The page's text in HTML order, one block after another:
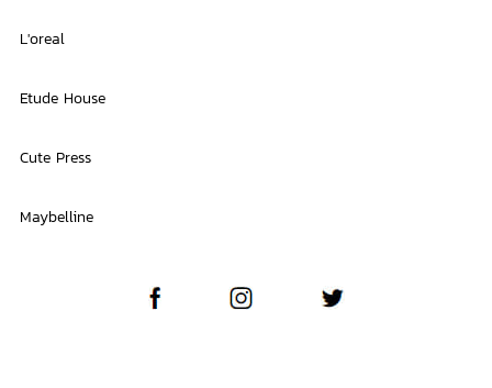
L'oreal
Etude House
Cute Press
Maybelline